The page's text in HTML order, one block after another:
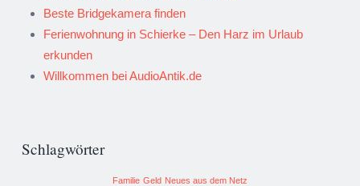
Beste Bridgekamera finden
Ferienwohnung in Schierke – Den Harz im Urlaub
erkunden
Willkommen bei AudioAntik.de
Schlagwörter
Familie Geld Neues aus dem Netz